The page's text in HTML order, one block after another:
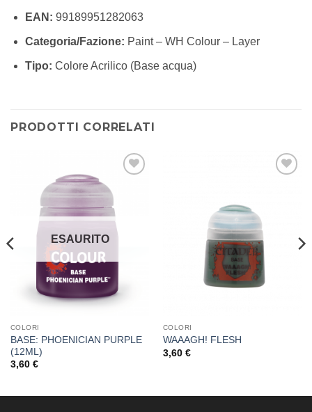
EAN: 99189951282063
Categoria/Fazione: Paint – WH Colour – Layer
Tipo: Colore Acrilico (Base acqua)
PRODOTTI CORRELATI
alla lista
desideri
ESAURITO
COLORI
BASE: PHOENICIAN PURPLE
(12ML)
3,60 €
COLORI
WAAAGH! FLESH
3,60 €